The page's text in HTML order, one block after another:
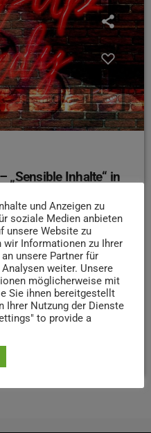
„Sensible Inhalte“ in
Programm „Sensible
auf die Dinge: Er
und Regeln, die für
findet absurde
Wahrheiten und verpackt
Er schaut unbeeindruckt
sensible Inhalte. Los
und Anzeigen zu
soziale Medien anbieten
unsere Website zu
wir Informationen zu Ihrer
unsere Partner für
weiter. Unsere
möglicherweise mit
Sie ihnen bereitgestellt
Ihrer Nutzung der Dienste
to provide a